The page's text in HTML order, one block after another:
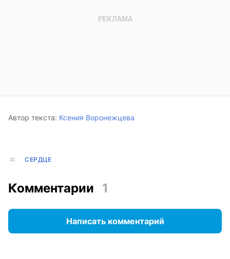
Автор текста: Ксения Воронежцева
СЕРДЦЕ
Комментарии 1
Написать комментарий